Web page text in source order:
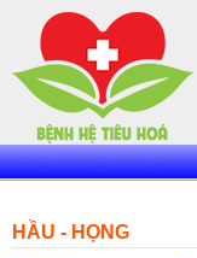
content
HẦU - HỌNG